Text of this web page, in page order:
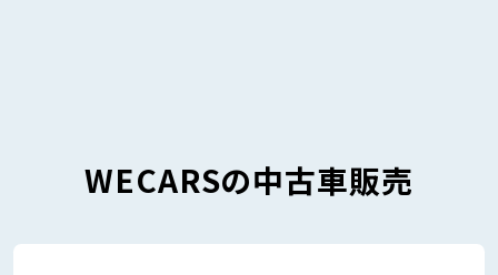
WECARSの中古車販売